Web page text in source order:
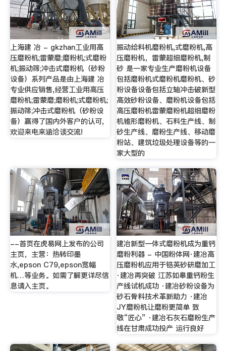
上海建 冶 - gkzhan工业用高
压磨粉机;雷蒙磨;磨粉机;式磨粉
机;振动筛;冲击式磨粉机（砂粉
设备）系列产品是由上海建 冶
专业供应销售,经营工业用高压
磨粉机;雷蒙磨;磨粉机;式磨粉机;
振动筛;冲击式磨粉机（砂粉设
备）赢得了国内外客户的认可,
欢迎来电来涵洽谈交流!
振动给料机磨粉机,式磨粉机,高
压磨粉机，雷蒙超细磨粉机,制
砂 是一家专业生产磨粉机设备
包括磨粉机式磨粉机磨粉机、砂
粉设备设备包括立轴冲击破新型
高效砂粉设备、磨粉机设备包括
高压磨粉机雷蒙磨粉机超细磨粉
机锥形磨粉机、石料生产线、制
砂生产线、磨粉生产线、移动磨
粉站、建筑垃圾处理设备等的一
家大型的
--首页在虎易网上发布的公司
主页，主营：热转印墨
水,epson C79,epson宽幅
机…等业务。如需了解更详尽信
息请入主页。
建冶新型一体式磨粉机成为重钙
磨粉利器 - 中国粉体网·建冶高
压磨粉机应用于锆英砂研磨加工
·建冶再突破 江苏如皋重钙粉生
产线试机成功 ·建冶砂粉设备为
砂石骨料技术革新助力 ·建冶
JY磨粉机让磨粉更简单 致
敬“匠心” ·建冶石灰石磨粉生产
线在甘肃成功投产 运行良好